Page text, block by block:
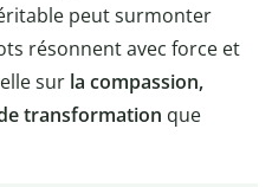
peut surmonter
résonnent avec force et
sur la compassion,
transformation que